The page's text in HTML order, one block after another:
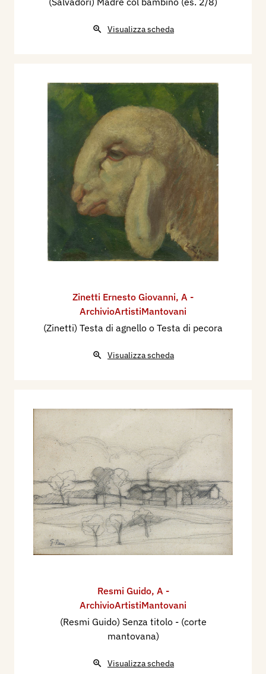
Visualizza scheda
Zinetti Ernesto Giovanni, A -
ArchivioArtistiMantovani
(Zinetti) Testa di agnello o Testa di pecora
Visualizza scheda
Resmi Guido, A -
ArchivioArtistiMantovani
(Resmi Guido) Senza titolo - (corte
mantovana)
Visualizza scheda